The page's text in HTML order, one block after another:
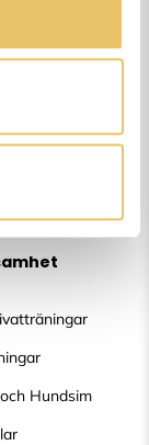
till
Hundsim